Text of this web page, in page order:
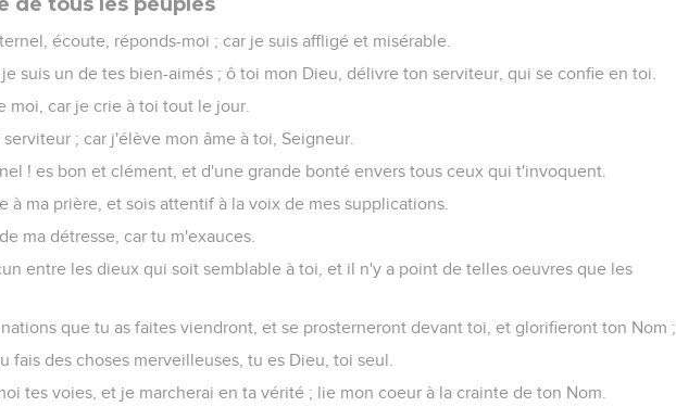
écoute, réponds-moi ; car je suis affligé et misérable.
je suis un de tes bien-aimés ; ô toi mon Dieu, délivre ton serviteur, qui se confie en toi.
moi, car je crie à toi tout le jour.
; car j'élève mon âme à toi, Seigneur.
! es bon et clément, et d'une grande bonté envers tous ceux qui t'invoquent.
à ma prière, et sois attentif à la voix de mes supplications.
ma détresse, car tu m'exauces.
entre les dieux qui soit semblable à toi, et il n'y a point de telles oeuvres que les
que tu as faites viendront, et se prosterneront devant toi, et glorifieront ton Nom ;
fais des choses merveilleuses, tu es Dieu, toi seul.
tes voies, et je marcherai en ta vérité ; lie mon coeur à la crainte de ton Nom.